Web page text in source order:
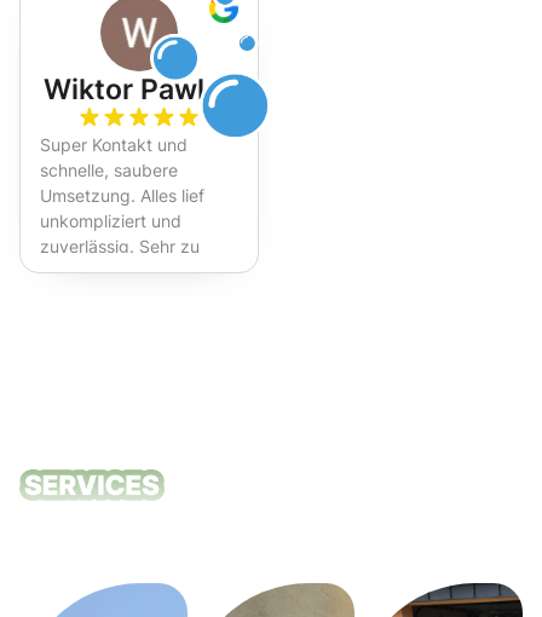
Wiktor Pawlak
Super Kontakt und
schnelle, saubere
Umsetzung. Alles lief
unkompliziert und
zuverlässig. Sehr zu
empfehlen!